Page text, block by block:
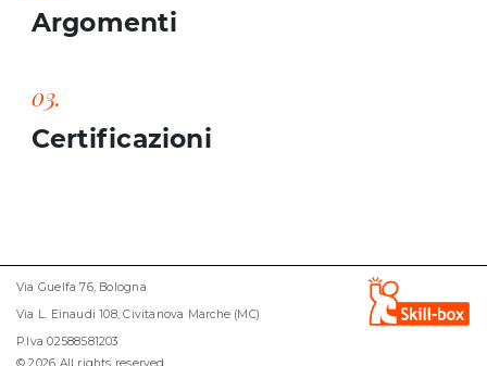
Argomenti
03.
Certificazioni
Via Guelfa 76, Bologna
Via L. Einaudi 108, Civitanova Marche (MC)
P.Iva 02588581203